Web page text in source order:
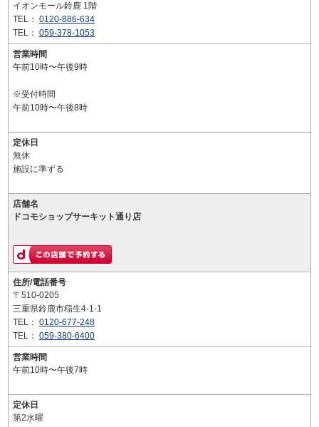
イオンモール鈴鹿 1階
TEL： 0120-886-634
TEL： 059-378-1053
営業時間
午前10時〜午後9時
※受付時間
午前10時〜午後8時
定休日
無休
施設に準ずる
店舗名
ドコモショップサーキット通り店
住所/電話番号
〒510-0205
三重県鈴鹿市稲生4-1-1
TEL： 0120-677-248
TEL： 059-380-6400
営業時間
午前10時〜午後7時
定休日
第2水曜